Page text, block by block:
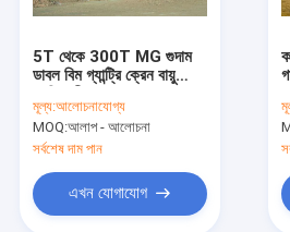
5T থেকে 300T MG গুদাম
ডাবল বিম গ্যান্ট্রি ক্রেন বায়ু
মূল্য:আলোচনাযোগ্য
MOQ:আলাপ - আলোচনা
সর্বশেষ দাম পান
এখন যোগাযোগ